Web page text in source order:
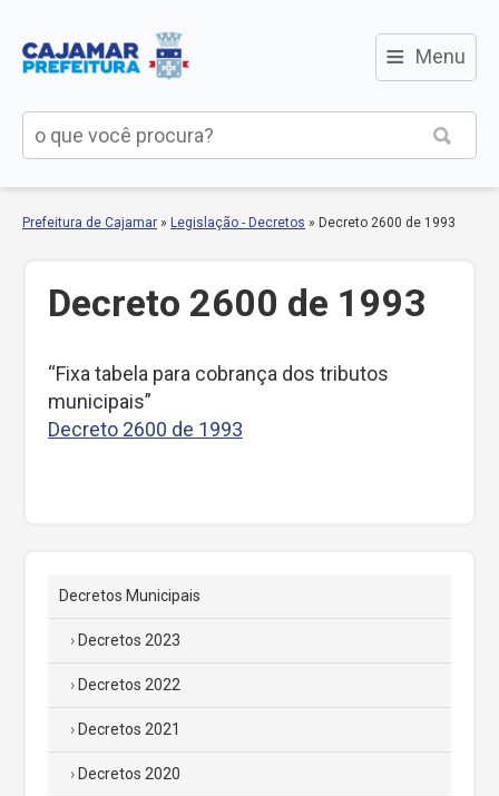
≡ Menu
Prefeitura de Cajamar » Legislação - Decretos » Decreto 2600 de 1993
Decreto 2600 de 1993
“Fixa tabela para cobrança dos tributos
municipais”
Decreto 2600 de 1993
Decretos Municipais
Decretos 2023
Decretos 2022
Decretos 2021
Decretos 2020